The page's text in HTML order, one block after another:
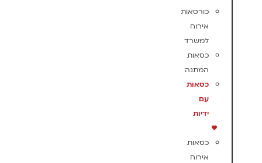
כורסאות
אירוח
למשרד
כסאות
המתנה
כסאות
עם
ידיות
כסאות
אירוח